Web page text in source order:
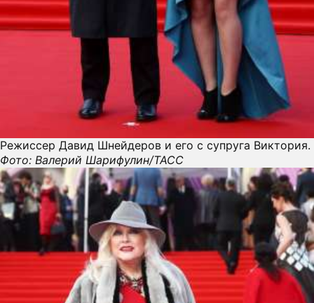
Режиссер Давид Шнейдеров и его с супруга Виктория.
Фото: Валерий Шарифулин/ТАСС